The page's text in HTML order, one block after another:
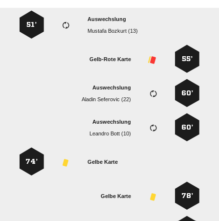
Auswechslung
  
51’
55’
Gelb-Rote Karte
60’
Auswechslung
  
60’
Auswechslung
  
Gelbe Karte
74’
78’
Gelbe Karte